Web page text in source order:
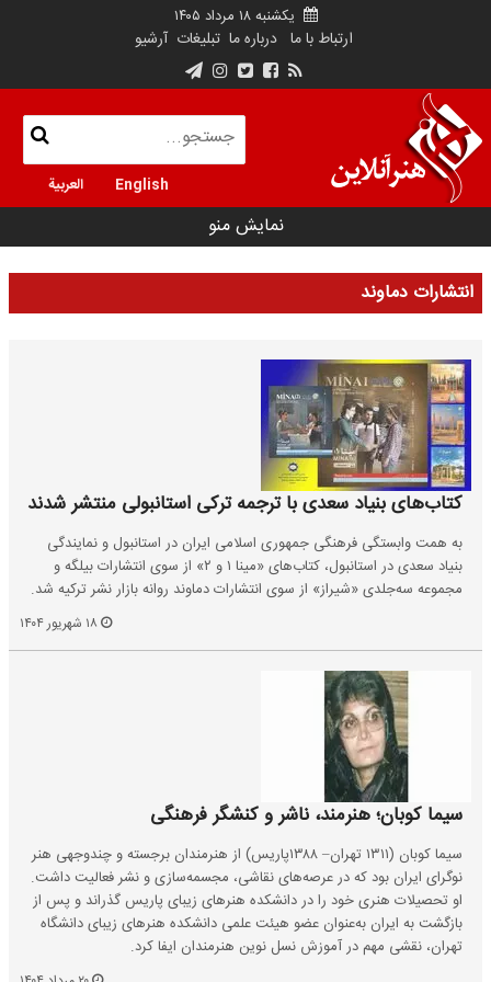
یکشنبه ۱۸ مرداد ۱۴۰۵
ارتباط با ما درباره ما تبلیغات آرشیو
English العربية
نمایش منو
انتشارات دماوند
کتاب‌های بنیاد سعدی با ترجمه ترکی استانبولی منتشر شدند
به همت وابستگی فرهنگی جمهوری اسلامی ایران در استانبول و نمایندگی
بنیاد سعدی در استانبول، کتاب‌های «مینا ۱ و ۲» از سوی انتشارات بیلگه و
مجموعه سه‌جلدی «شیراز» از سوی انتشارات دماوند روانه بازار نشر ترکیه شد.
سیما کوبان؛ هنرمند، ناشر و کنشگر فرهنگی
سیما کوبان (۱۳۱۱ تهران– ۱۳۸۸پاریس) از هنرمندان برجسته و چندوجهی هنر
نوگرای ایران بود که در عرصه‌های نقاشی، مجسمه‌سازی و نشر فعالیت داشت.
او تحصیلات هنری خود را در دانشکده هنرهای زیبای پاریس گذراند و پس از
بازگشت به ایران به‌عنوان عضو هیئت علمی دانشکده هنرهای زیبای دانشگاه
تهران، نقشی مهم در آموزش نسل نوین هنرمندان ایفا کرد.